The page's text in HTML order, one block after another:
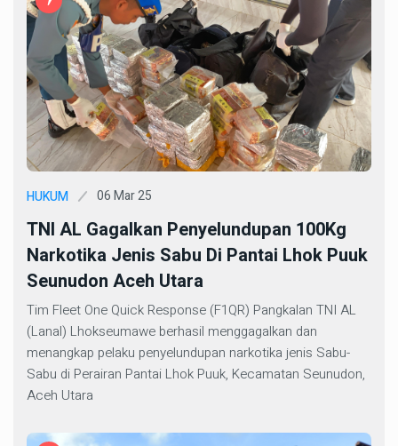
HUKUM 06 Mar 25
TNI AL Gagalkan Penyelundupan 100Kg
Narkotika Jenis Sabu Di Pantai Lhok Puuk
Seunudon Aceh Utara
Tim Fleet One Quick Response (F1QR) Pangkalan TNI AL
(Lanal) Lhokseumawe berhasil menggagalkan dan
menangkap pelaku penyelundupan narkotika jenis Sabu-
Sabu di Perairan Pantai Lhok Puuk, Kecamatan Seunudon,
Aceh Utara